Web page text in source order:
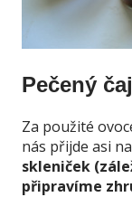
Pečený
Za použité
nás přijde asi
skleniček
připravíme